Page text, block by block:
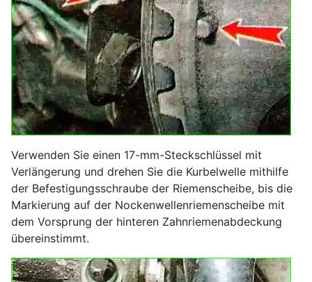
Verwenden Sie einen 17-mm-Steckschlüssel mit
Verlängerung und drehen Sie die Kurbelwelle mithilfe
der Befestigungsschraube der Riemenscheibe, bis die
Markierung auf der Nockenwellenriemenscheibe mit
dem Vorsprung der hinteren Zahnriemenabdeckung
übereinstimmt.